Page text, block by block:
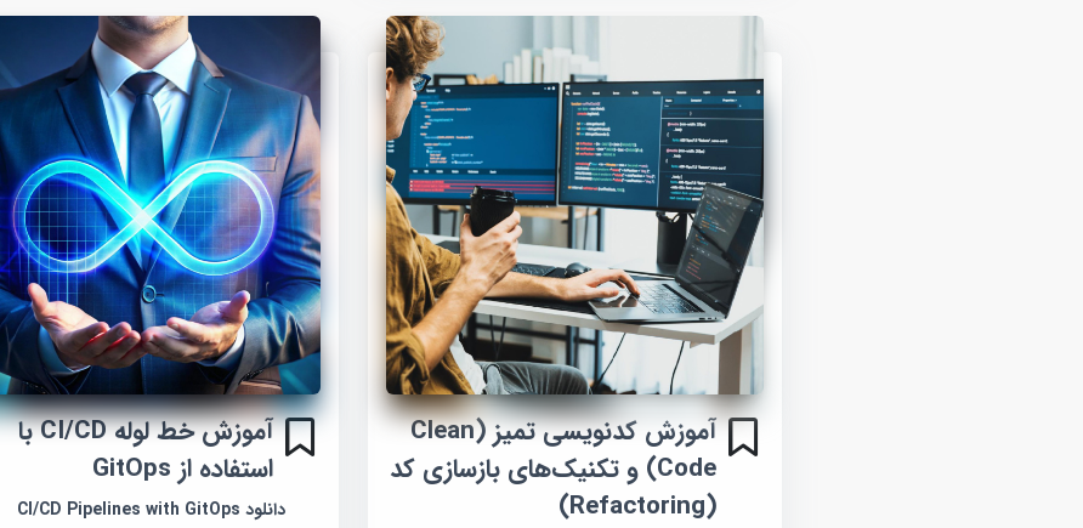
آموزش کدنویسی تمیز (Clean
Code) و تکنیک‌های بازسازی کد
(Refactoring)
آموزش خط لوله CI/CD با
استفاده از GitOps
دانلود CI/CD Pipelines with GitOps